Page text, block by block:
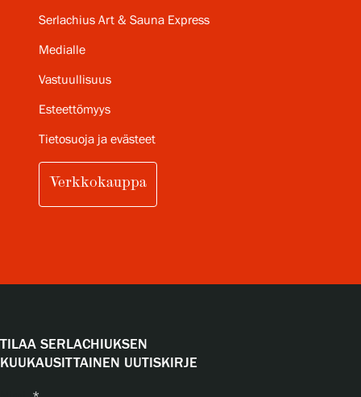
Serlachius Art & Sauna Express
Medialle
Vastuullisuus
Esteettömyys
Tietosuoja ja evästeet
Verkkokauppa
TILAA SERLACHIUKSEN
KUUKAUSITTAINEN UUTISKIRJE